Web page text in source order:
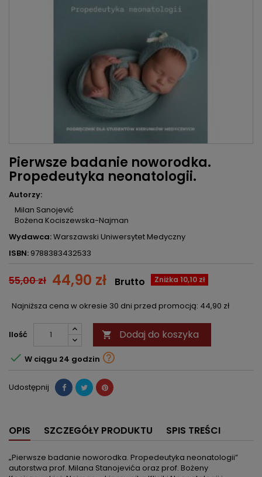
Pierwsze badanie noworodka.
Propedeutyka neonatologii.
Autorzy:
Milan Sanojević
Bożena Kociszewska-Najman
Wydawca:Warszawski Uniwersytet Medyczny
ISBN: 9788383432533
55,00 zł 44,90 zł Zniżka 10,10 zł
Brutto
Najniższa cena w okresie 30 dni przed promocją: 44,90 zł
Ilość  Dodaj do koszyka
 W ciągu 24 godzin 
Udostępnij
OPIS SZCZEGÓŁY PRODUKTU SPIS TREŚCI
„Pierwsze badanie noworodka. Propedeutyka neonatologii”
autorstwa prof. Milana Stanojevića oraz prof. Bożeny